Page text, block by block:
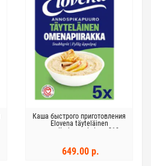
Каша быстрого приготовления
Elovena täyteläinen
omenapiirakanmakuinen 210 г
649.00 р.